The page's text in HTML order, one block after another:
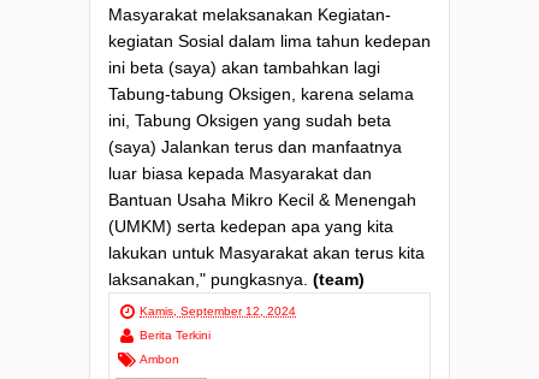
Masyarakat melaksanakan Kegiatan-
kegiatan Sosial dalam lima tahun kedepan
ini beta (saya) akan tambahkan lagi
Tabung-tabung Oksigen, karena selama
ini, Tabung Oksigen yang sudah beta
(saya) Jalankan terus dan manfaatnya
luar biasa kepada Masyarakat dan
Bantuan Usaha Mikro Kecil & Menengah
(UMKM) serta kedepan apa yang kita
lakukan untuk Masyarakat akan terus kita
laksanakan," pungkasnya. (team)
Kamis, September 12, 2024
Berita Terkini
Ambon